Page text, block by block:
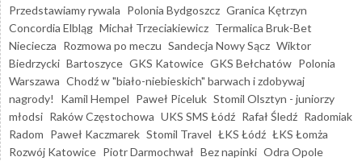
Przedstawiamy rywala Polonia Bydgoszcz Granica Kętrzyn
Concordia Elbląg Michał Trzeciakiewicz Termalica Bruk-Bet
Nieciecza Rozmowa po meczu Sandecja Nowy Sącz Wiktor
Biedrzycki Bartoszyce GKS Katowice GKS Bełchatów Polonia
Warszawa Chodź w "biało-niebieskich" barwach i zdobywaj
nagrody!
Kamil Hempel Paweł Piceluk Stomil Olsztyn - juniorzy
młodsi Raków Częstochowa UKS SMS Łódź Rafał Śledź Radomiak
Radom Paweł Kaczmarek Stomil Travel ŁKS Łódź ŁKS Łomża
Rozwój Katowice Piotr Darmochwał Bez napinki Odra Opole